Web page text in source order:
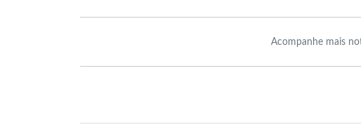
Acompanhe mais